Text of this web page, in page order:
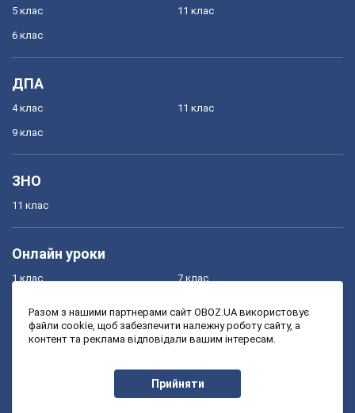
5 клас
6 клас
11 клас
ДПА
4 клас
9 клас
11 клас
ЗНО
11 клас
Онлайн уроки
1 клас
3 клас
7 клас
9 клас
Разом з нашими партнерами сайт OBOZ.UA використовує
файли cookie, щоб забезпечити належну роботу сайту, а
контент та реклама відповідали вашим інтересам.
Прийняти